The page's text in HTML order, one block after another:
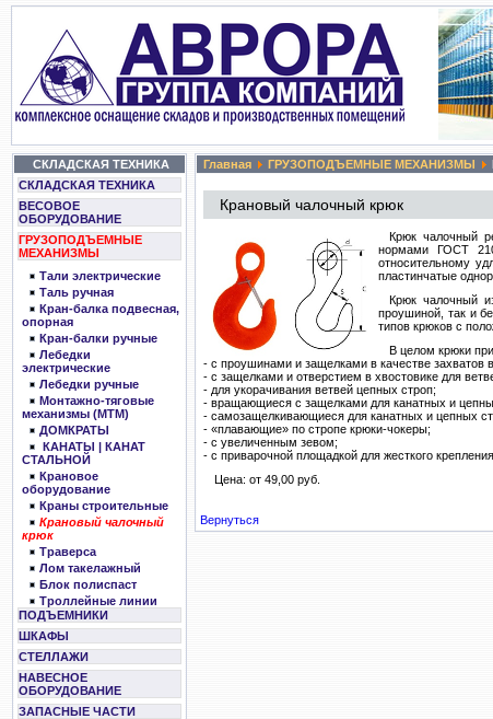
СКЛАДСКАЯ ТЕХНИКА
СКЛАДСКАЯ ТЕХНИКА
ВЕСОВОЕ
ОБОРУДОВАНИЕ
ГРУЗОПОДЪЕМНЫЕ
МЕХАНИЗМЫ
Тали электрические
Таль ручная
Кран-балка подвесная,
опорная
Кран-балки ручные
Лебедки
электрические
Лебедки ручные
Монтажно-тяговые
механизмы (МТМ)
ДОМКРАТЫ
КАНАТЫ | КАНАТ
СТАЛЬНОЙ
Крановое
оборудование
Краны строительные
Крановый чалочный
крюк
Траверса
Лом такелажный
Блок полиспаст
Троллейные линии
ПОДЪЕМНИКИ
ШКАФЫ
СТЕЛЛАЖИ
НАВЕСНОЕ
ОБОРУДОВАНИЕ
ЗАПАСНЫЕ ЧАСТИ
Главная ГРУЗОПОДЪЕМНЫЕ МЕХАНИЗМЫ
Крановый чалочный крюк
Крюк чалочный
нормами ГОСТ
относительному
пластинчатые
Крюк чалочный
проушиной, так и
типов крюков с
В целом крюки
- с проушинами и защелками в качестве захватов
- с защелками и отверстием в хвостовике для
- для укорачивания ветвей цепных строп;
- вращающиеся с защелками для канатных и
- самозащелкивающиеся для канатных и цепных
- «плавающие» по стропе крюки-чокеры;
- с увеличенным зевом;
- с приварочной площадкой для жесткого
Цена: от 49,00 руб.
Вернуться